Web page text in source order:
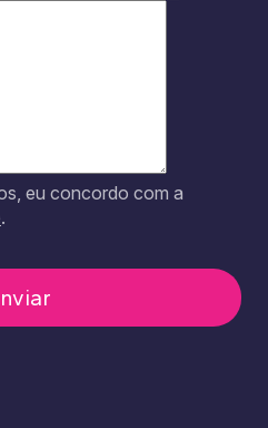
eu concordo com a
.